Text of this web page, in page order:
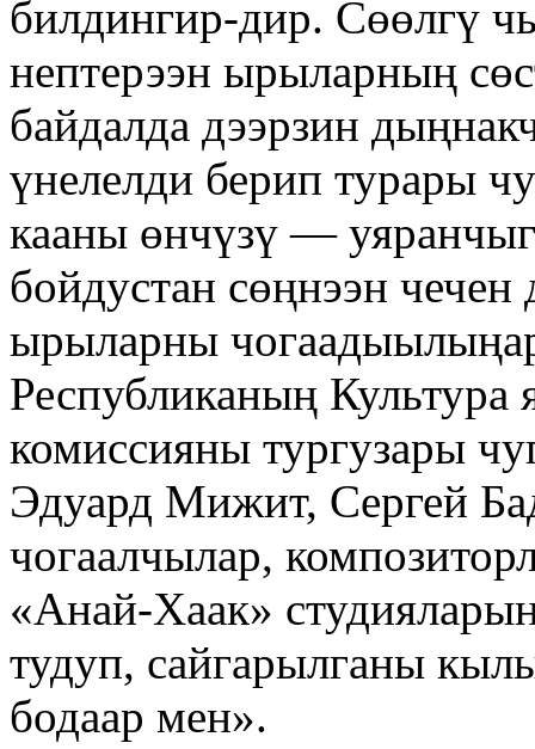
билдингир-дир. Сөөлгү
нептерээн ырыларның
байдалда дээрзин
үнелелди берип турары
кааны өнчүзү —
бойдустан сөңнээн
ырыларны
Республиканың
комиссияны тургузары
Эдуард Мижит, Сергей
чогаалчылар,
«Анай-Хаак»
тудуп, сайгарылганы
бодаар мен».